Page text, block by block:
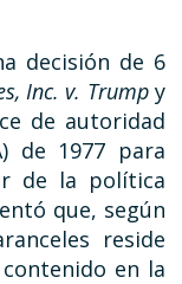
decisión de 6
Inc. v. Trumpy
de autoridad
de 1977 para
de la política
que, según
reside
en la